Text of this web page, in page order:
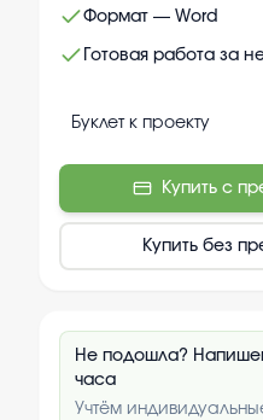
Формат — Word
Готовая работа за
Буклет к проекту
Купить с
Купить без
Не подошла?
часа
Учтём